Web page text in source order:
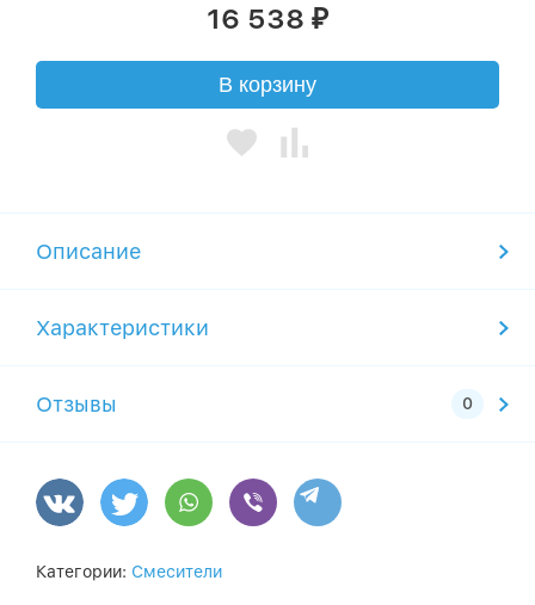
16 538 ₽
В корзину
Описание
Характеристики
Отзывы
Категории: Смесители